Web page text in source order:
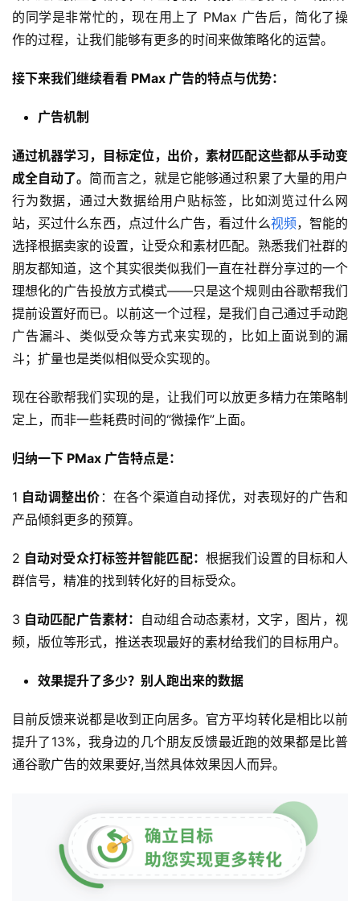
的同学是非常忙的，现在用上了 PMax 广告后，简化了操
作的过程，让我们能够有更多的时间来做策略化的运营。
接下来我们继续看看 PMax 广告的特点与优势：
广告机制
通过机器学习，目标定位，出价，素材匹配这些都从手动变
成全自动了。 简而言之，就是它能够通过积累了大量的用户
行为数据，通过大数据给用户贴标签，比如浏览过什么网
站，买过什么东西，点过什么广告，看过什么视频，智能的
选择根据卖家的设置，让受众和素材匹配。熟悉我们社群的
朋友都知道，这个其实很类似我们一直在社群分享过的一个
理想化的广告投放方式模式——只是这个规则由谷歌帮我们
提前设置好而已。以前这一个过程，是我们自己通过手动跑
广告漏斗、类似受众等方式来实现的，比如上面说到的漏
斗；扩量也是类似相似受众实现的。
现在谷歌帮我们实现的是，让我们可以放更多精力在策略制
定上，而非一些耗费时间的“微操作”上面。
归纳一下 PMax 广告特点是：
1 自动调整出价 ：在各个渠道自动择优，对表现好的广告和
产品倾斜更多的预算。
2 自动对受众打标签并智能匹配： 根据我们设置的目标和人
群信号，精准的找到转化好的目标受众。
3 自动匹配广告素材： 自动组合动态素材，文字，图片，视
频，版位等形式，推送表现最好的素材给我们的目标用户。
效果提升了多少？别人跑出来的数据
目前反馈来说都是收到正向居多。官方平均转化是相比以前
提升了13%，我身边的几个朋友反馈最近跑的效果都是比普
通谷歌广告的效果要好,当然具体效果因人而异。